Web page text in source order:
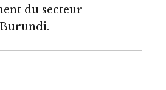
du secteur